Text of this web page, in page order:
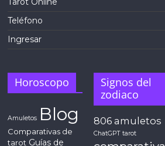
Teléfono
Ingresar
Horoscopo
Amuletos Blog
Comparativas de
tarot Guías de
Signos del
zodiaco
806 amuletos
ChatGPT tarot